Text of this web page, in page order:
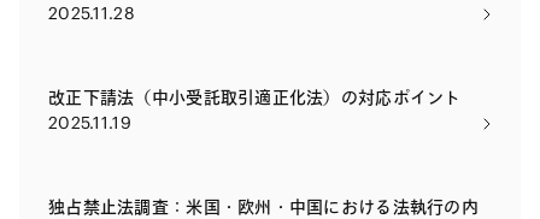
2025.11.28
改正下請法（中小受託取引適正化法）の対応ポイント
2025.11.19
独占禁止法調査：米国・欧州・中国における法執行の内